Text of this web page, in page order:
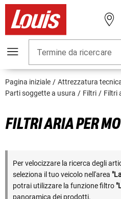
Termine da ricercare
Pagina iniziale
Attrezzatura
Parti soggette a usura
Filtri Filtri
FILTRI ARIA PER
Per velocizzare la ricerca degli
seleziona il tuo veicolo nell'area
potrai utilizzare la funzione filtro
panoramica dei prodotti.